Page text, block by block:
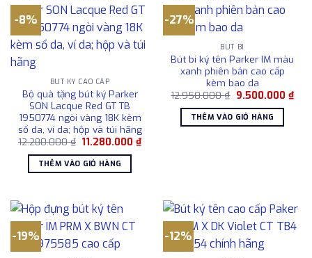
-8%
BÚT KÝ CAO CẤP
Bộ quà tặng bút ký Parker
SON Lacque Red GT TB
1950774 ngòi vàng 18K kèm
sổ da, ví da; hộp và túi hãng
12.280.000₫ Giá
là:
12.280.000 ₫.
11.280.000₫Giá
THÊM VÀO GIỎ HÀNG
-27%
BÚT BI
Bút bi ký tên Parker IM màu
xanh phiên bản cao cấp
kèm bao da
12.950.000₫ Giá
là:
12.950.000 ₫.
9.500.000 ₫Giá
THÊM VÀO GIỎ HÀNG
-19% -12%